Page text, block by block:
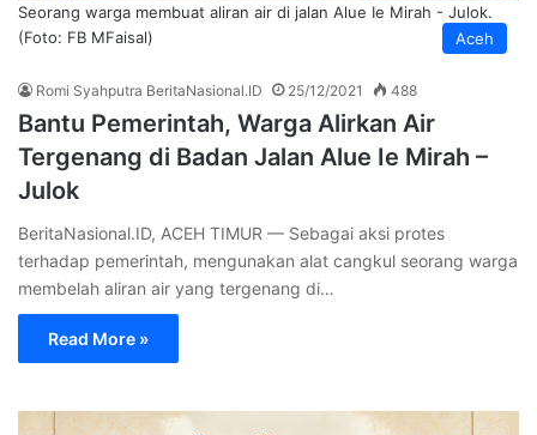
Aceh
Seorang warga membuat aliran air di jalan Alue Ie Mirah - Julok.
(Foto: FB MFaisal)
Romi Syahputra BeritaNasional.ID 25/12/2021 488
Bantu Pemerintah, Warga Alirkan Air
Tergenang di Badan Jalan Alue Ie Mirah –
Julok
BeritaNasional.ID, ACEH TIMUR — Sebagai aksi protes
terhadap pemerintah, mengunakan alat cangkul seorang warga
membelah aliran air yang tergenang di…
Read More »